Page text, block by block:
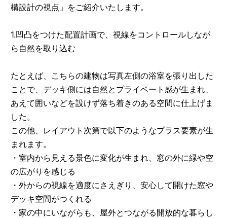
構設計の視点」をご紹介いたします。
1.凹凸をつけた配置計画で、視線をコントロールしなが
ら自然を取り込む
たとえば、こちらの建物は写真左側の浴室を張り出した
ことで、デッキ側には自然とプライベート感が生まれ、
あえて囲いなどを設けず落ち着きのある空間に仕上げま
した。
この他、レイアウト次第で以下のようなプラス要素が生
まれます。
・室内から見える景色に変化が生まれ、窓の外に緑や空
の広がりを感じる
・外からの視線を適度にさえぎり、安心して開けた窓や
デッキ空間がつくれる
・家の中にいながらも、屋外とつながる開放的な暮らし